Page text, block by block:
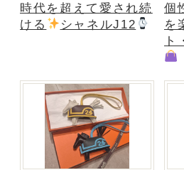
時代を超えて愛され続
ける
シャネルJ12
個
を
ト